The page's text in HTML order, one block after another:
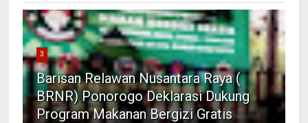
3
Barisan Relawan Nusantara Raya (
BRNR) Ponorogo Deklarasi Dukung
Program Makanan Bergizi Gratis